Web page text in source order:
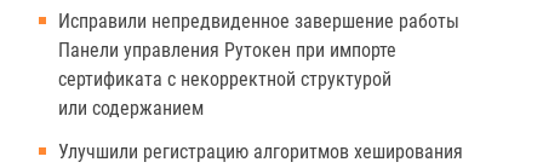
Исправили непредвиденное завершение работы
Панели управления Рутокен при импорте
сертификата с некорректной структурой
или содержанием
Улучшили регистрацию алгоритмов хеширования